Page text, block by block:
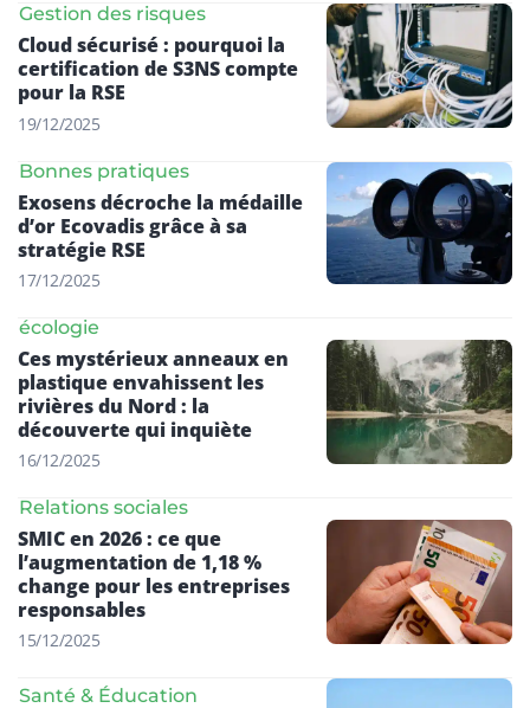
Gestion des risques
Cloud sécurisé : pourquoi la
certification de S3NS compte
pour la RSE
19/12/2025
Bonnes pratiques
Exosens décroche la médaille
d’or Ecovadis grâce à sa
stratégie RSE
17/12/2025
écologie
Ces mystérieux anneaux en
plastique envahissent les
rivières du Nord : la
découverte qui inquiète
16/12/2025
Relations sociales
SMIC en 2026 : ce que
l’augmentation de 1,18 %
change pour les entreprises
responsables
15/12/2025
Santé & Éducation